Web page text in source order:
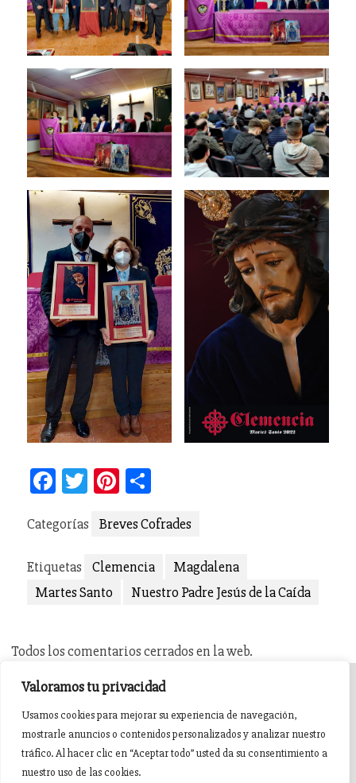
Valoramos tu privacidad
Usamos cookies para mejorar su experiencia de navegación,
mostrarle anuncios o contenidos personalizados y analizar nuestro
tráfico. Al hacer clic en “Aceptar todo” usted da su consentimiento a
nuestro uso de las cookies.
Facebook
TwitterPinterest
Categorías Breves Cofrades
Etiquetas Clemencia
Magdalena
Martes Santo
Nuestro Padre Jesús de la Caída
Todos los comentarios cerrados en la web.
INICIO AGENDA
NOTICIAS DE PASIÓN
NOTICIAS DE GLORIA
BREVES COFRADES BANDAS